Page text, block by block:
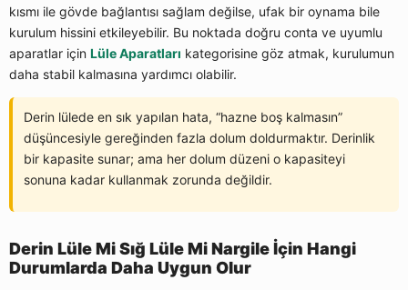
kısmı ile gövde bağlantısı sağlam değilse, ufak bir oynama bile
kurulum hissini etkileyebilir. Bu noktada doğru conta ve uyumlu
aparatlar için Lüle Aparatları kategorisine göz atmak, kurulumun
daha stabil kalmasına yardımcı olabilir.
Derin lülede en sık yapılan hata, “hazne boş kalmasın”
düşüncesiyle gereğinden fazla dolum doldurmaktır. Derinlik
bir kapasite sunar; ama her dolum düzeni o kapasiteyi
sonuna kadar kullanmak zorunda değildir.
Derin Lüle Mi Sığ Lüle Mi Nargile İçin Hangi
Durumlarda Daha Uygun Olur